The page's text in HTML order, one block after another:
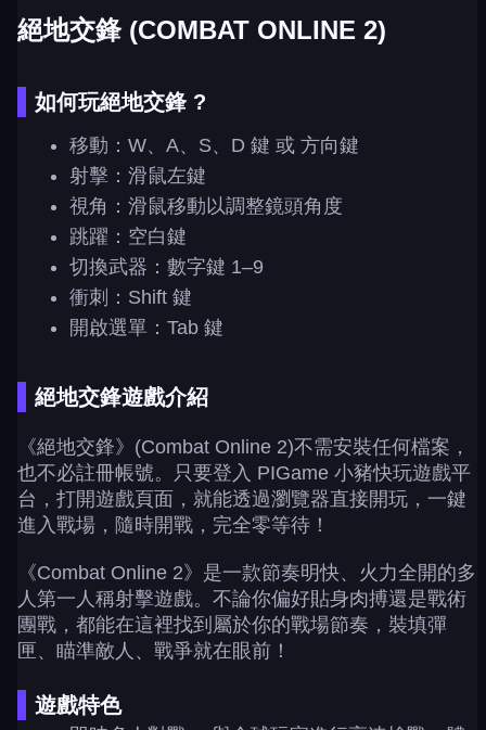
絕地交鋒 (COMBAT ONLINE 2)
如何玩絕地交鋒 ?
移動：W、A、S、D 鍵 或 方向鍵
射擊：滑鼠左鍵
視角：滑鼠移動以調整鏡頭角度
跳躍：空白鍵
切換武器：數字鍵 1–9
衝刺：Shift 鍵
開啟選單：Tab 鍵
絕地交鋒遊戲介紹
《絕地交鋒》(Combat Online 2)不需安裝任何檔案，
也不必註冊帳號。只要登入 PIGame 小豬快玩遊戲平
台，打開遊戲頁面，就能透過瀏覽器直接開玩，一鍵
進入戰場，隨時開戰，完全零等待！
《Combat Online 2》是一款節奏明快、火力全開的多
人第一人稱射擊遊戲。不論你偏好貼身肉搏還是戰術
團戰，都能在這裡找到屬於你的戰場節奏，裝填彈
匣、瞄準敵人、戰爭就在眼前！
遊戲特色